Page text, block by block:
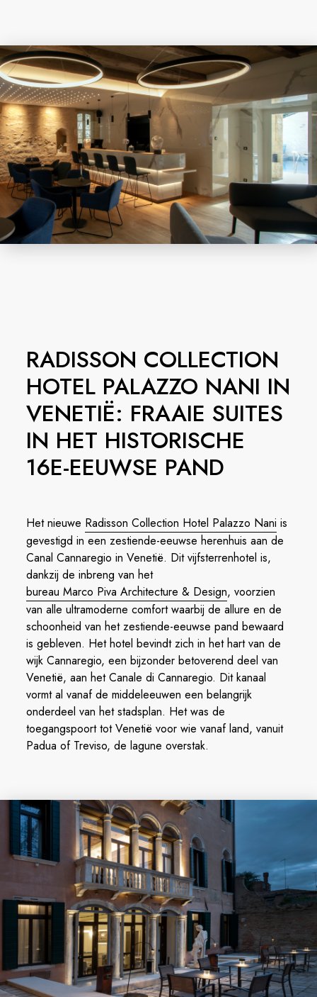
RADISSON COLLECTION
HOTEL PALAZZO NANI IN
VENETIË: FRAAIE SUITES
IN HET HISTORISCHE
16E-EEUWSE PAND
Het nieuwe Radisson Collection Hotel Palazzo Nani is
gevestigd in een zestiende-eeuwse herenhuis aan de
Canal Cannaregio in Venetië. Dit vijfsterrenhotel is,
dankzij de inbreng van het
bureau Marco Piva Architecture & Design, voorzien
van alle ultramoderne comfort waarbij de allure en de
schoonheid van het zestiende-eeuwse pand bewaard
is gebleven. Het hotel bevindt zich in het hart van de
wijk Cannaregio, een bijzonder betoverend deel van
Venetië, aan het Canale di Cannaregio. Dit kanaal
vormt al vanaf de middeleeuwen een belangrijk
onderdeel van het stadsplan. Het was de
toegangspoort tot Venetië voor wie vanaf land, vanuit
Padua of Treviso, de lagune overstak.